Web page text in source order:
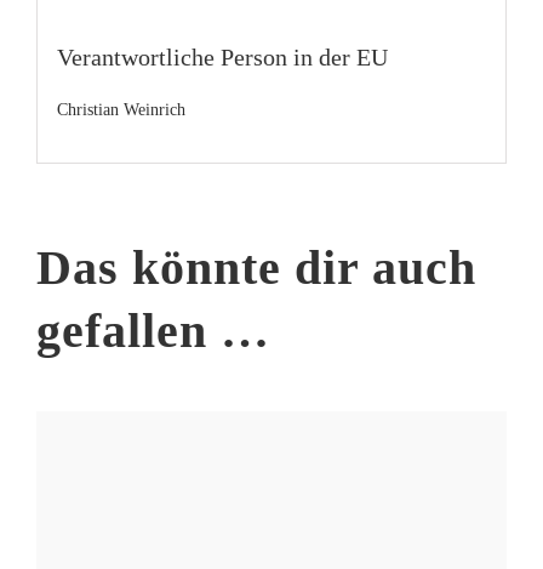
Verantwortliche Person in der EU
Christian Weinrich
Das könnte dir auch
gefallen …